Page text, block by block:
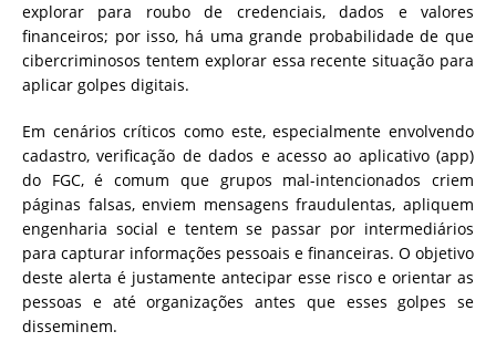
explorar para roubo de credenciais, dados e valores
financeiros; por isso, há uma grande probabilidade de que
cibercriminosos tentem explorar essa recente situação para
aplicar golpes digitais.
Em cenários críticos como este, especialmente envolvendo
cadastro, verificação de dados e acesso ao aplicativo (app)
do FGC, é comum que grupos mal-intencionados criem
páginas falsas, enviem mensagens fraudulentas, apliquem
engenharia social e tentem se passar por intermediários
para capturar informações pessoais e financeiras. O objetivo
deste alerta é justamente antecipar esse risco e orientar as
pessoas e até organizações antes que esses golpes se
disseminem.